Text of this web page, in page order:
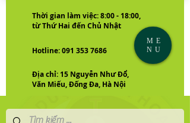
Thời gian làm việc: 8:00 - 18:00,
từ Thứ Hai đến Chủ Nhật
Hotline: 091 353 7686
Địa chỉ: 15 Nguyễn Như Đổ,
Văn Miếu, Đống Đa, Hà Nội
ME
NU